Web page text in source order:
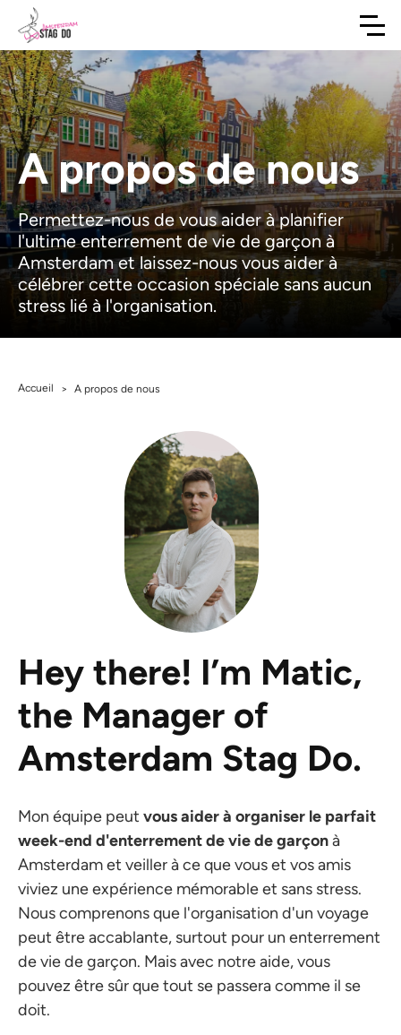
A propos de nous
Permettez-nous de vous aider à planifier
l'ultime enterrement de vie de garçon à
Amsterdam et laissez-nous vous aider à
célébrer cette occasion spéciale sans aucun
stress lié à l'organisation.
Accueil > A propos de nous
Hey there! I’m Matic,
the Manager of
Amsterdam Stag Do.
Mon équipe peut vous aider à organiser le parfait
week-end d'enterrement de vie de garçonà
Amsterdam et veiller à ce que vous et vos amis
viviez une expérience mémorable et sans stress.
Nous comprenons que l'organisation d'un voyage
peut être accablante, surtout pour un enterrement
de vie de garçon. Mais avec notre aide, vous
pouvez être sûr que tout se passera comme il se
doit.